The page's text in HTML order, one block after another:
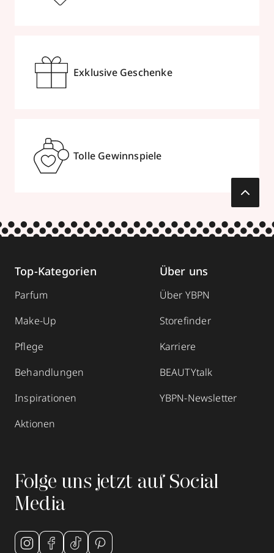
Exklusive Geschenke
Tolle Gewinnspiele
Top-Kategorien
Parfum
Make-Up
Pflege
Behandlungen
Inspirationen
Aktionen
Über uns
Über YBPN
Storefinder
Karriere
BEAUTYtalk
YBPN-Newsletter
Folge uns jetzt auf Social
Media